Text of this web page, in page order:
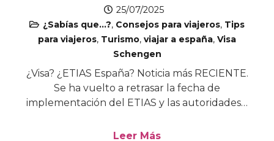
25/07/2025
¿Sabías que...?, Consejos para viajeros, Tips
para viajeros, Turismo, viajar a españa, Visa
Schengen
¿Visa? ¿ETIAS España? Noticia más RECIENTE.
Se ha vuelto a retrasar la fecha de
implementación del ETIAS y las autoridades…
Leer Más